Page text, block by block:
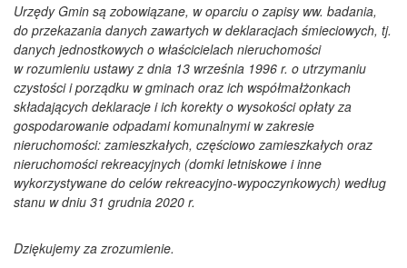
Urzędy Gmin są zobowiązane, w oparciu o zapisy ww. badania,
do przekazania danych zawartych w deklaracjach śmieciowych, tj.
danych jednostkowych o właścicielach nieruchomości
w rozumieniu ustawy z dnia 13 września 1996 r. o utrzymaniu
czystości i porządku w gminach oraz ich współmałżonkach
składających deklaracje i ich korekty o wysokości opłaty za
gospodarowanie odpadami komunalnymi w zakresie
nieruchomości: zamieszkałych, częściowo zamieszkałych oraz
nieruchomości rekreacyjnych (domki letniskowe i inne
wykorzystywane do celów rekreacyjno-wypoczynkowych) według
stanu w dniu 31 grudnia 2020 r.
Dziękujemy za zrozumienie.